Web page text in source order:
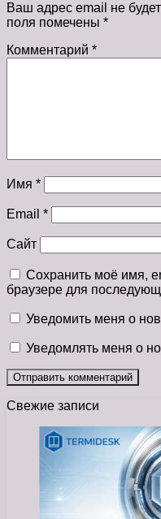
Ваш адрес email не
поля помечены *
Комментарий *
Имя *
Email *
Сайт
Сохранить моё имя,
браузере для
Уведомить меня о
Уведомлять меня о
Свежие записи